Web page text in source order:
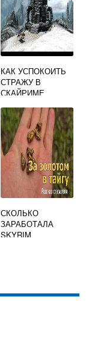
КАК УСПОКОИТЬ
СТРАЖУ В
СКАЙРИМЕ
СКОЛЬКО
ЗАРАБОТАЛА
SKYRIM